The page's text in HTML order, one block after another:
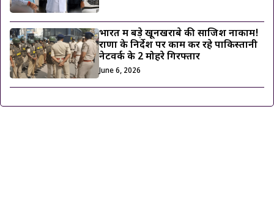
भारत में बड़े खूनखराबे की साजिश नाकाम!
राणा के निर्देश पर काम कर रहे पाकिस्तानी
नेटवर्क के 2 मोहरे गिरफ्तार
June 6, 2026